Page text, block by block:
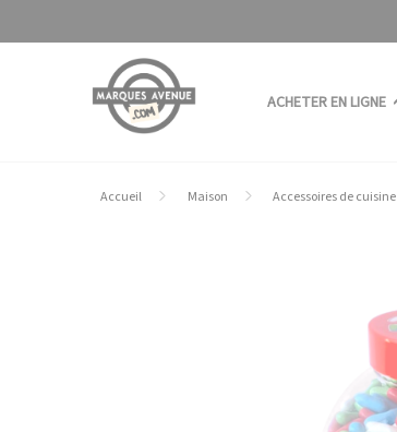
ACHETER EN LIGNE
Accueil Maison Accessoires de cuisine